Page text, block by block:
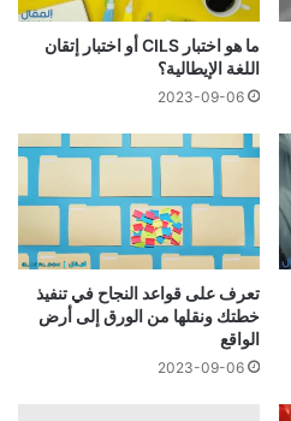
ما هو اختبار CILS أو اختبار إتقان
اللغة الإيطالية؟
2023-09-06
تعرف على قواعد النجاح في تنفيذ
خطتك ونقلها من الورق إلى أرض
الواقع
2023-09-06